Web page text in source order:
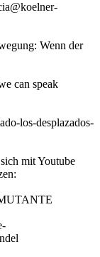
Wenn der
can speak
los-desplazados-
mit Youtube